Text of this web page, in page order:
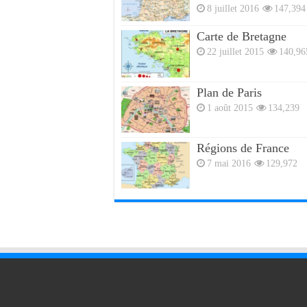
8 juillet 2016 147,394
Carte de Bretagne
22 juillet 2015
Plan de Paris
1 août 2015 134,239
Régions de France
7 mai 2016 129,972